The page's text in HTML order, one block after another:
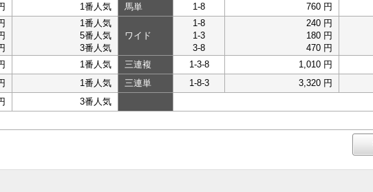
1番人気 馬単 1-8 760 円
1番人気
5番人気
3番人気
ワイド
1-8
1-3
3-8
240 円
180 円
470 円
1番人気 三連複 1-3-8 1,010 円
1番人気 三連単 1-8-3 3,320 円
3番人気